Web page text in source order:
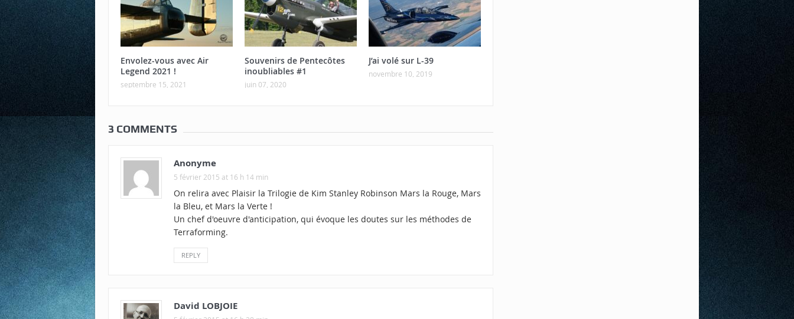
Envolez-vous avec Air
Legend 2021 !
septembre 15, 2021
Souvenirs de Pentecôtes
inoubliables #1
juin 07, 2020
J’ai volé sur L-39
novembre 10, 2019
3 COMMENTS
Anonyme
5 février 2015 at 16 h 14 min
On relira avec Plaisir la Trilogie de Kim Stanley Robinson Mars la Rouge, Mars
la Bleu, et Mars la Verte !
Un chef d'oeuvre d'anticipation, qui évoque les doutes sur les méthodes de
Terraforming.
REPLY
David LOBJOIE